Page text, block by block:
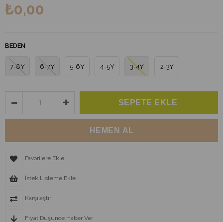
₺0,00
BEDEN
7-8Y 6-7Y 5-6Y 4-5Y 3-4Y 2-3Y
Favorilere Ekle
İstek Listeme Ekle
Karşılaştır
Fiyat Düşünce Haber Ver